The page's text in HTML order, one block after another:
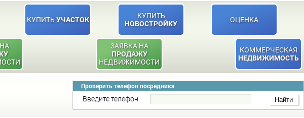
КУПИТЬУЧАСТОК
КУПИТЬ
НОВОСТРОЙКУ
ОЦЕНКА
ЗАЯВКА НА
ПРОДАЖУ
НЕДВИЖИМОСТИ
КОММЕРЧЕСКАЯ
НЕДВИЖИМОСТЬ
Проверить телефон посредника
Введите телефон: